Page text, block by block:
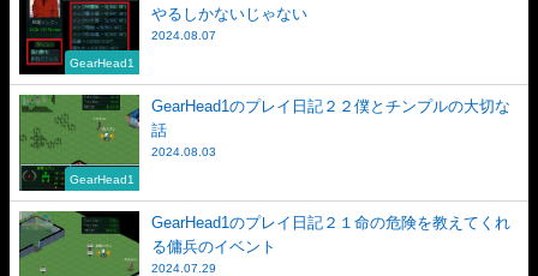
GearHead1
やるしかないじゃない
2024.08.07
GearHead1
GearHead1のプレイ日記２２僕とチンプルの大切な
話
2024.08.03
GearHead1のプレイ日記２１命の危険を教えてくれ
る傭兵のイベント
2024.07.29